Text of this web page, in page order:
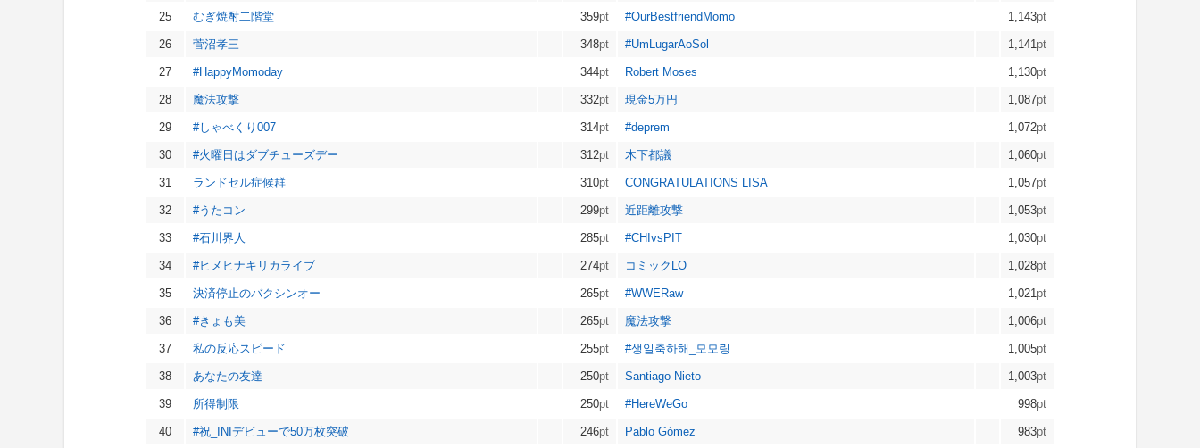
25 むぎ焼酎二階堂 359pt #OurBestfriendMomo 1,143pt
26 菅沼孝三 348pt #UmLugarAoSol 1,141 pt
27 #HappyMomoday 344pt Robert Moses 1,130pt
28 魔法攻撃 332pt 現金5万円 1,087pt
29 #しゃべくり007 314pt #deprem 1,072pt
30 #火曜日はダブチューズデー 312pt 木下都議 1,060pt
31 ランドセル症候群 310pt CONGRATULATIONS LISA 1,057pt
32 #うたコン 299pt 近距離攻撃 1,053pt
33 #石川界人 285pt #CHIvsPIT 1,030pt
34 #ヒメヒナキリカライブ 274pt コミックLO 1,028pt
35 決済停止のバクシンオー 265pt #WWERaw 1,021 pt
36 #きょも美 265pt 魔法攻撃 1,006pt
37 私の反応スピード 255pt #생일축하해_모모링 1,005pt
38 あなたの友達 250pt Santiago Nieto 1,003pt
39 所得制限 250pt #HereWeGo 998pt
40 #祝_INIデビューで50万枚突破 246pt Pablo Gómez 983pt